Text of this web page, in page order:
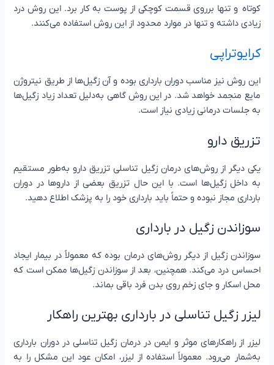
کوتاه و تنها برروی قسمت کوچکی از پوست به کار برد. این روش درد
زیادی داشته و تنها در موارد محدود از این روش استفاده می‌کنند.
کرایوتراپی
این روش نیز مناسب دوران بارداری بوده و آن زگیل‌ها از طریق نیتروژن
مایع منجمد خواهد شد. در این روش گاهی به‌دلیل تعداد زیاد زگیل‌ها
به جلسات درمانی زیادی نیاز است.
تزریق دارو
یکی دیگر از روش‌های درمان زگیل تناسلی تزریق دارو به‌طور مستقیم
به داخل زگیل‌ها است. با این حال تزریق بعضی از داروها در دوران
بارداری مجاز نبوده و حتماً باید بارداری خود را به پزشک اطلاع دهید.
سوزاندن زگیل در بارداری
سوزاندن زگیل از دیگر روش‌های درمان بوده که معمولاً در بیمار ایجاد
احساس درد می‌کند. همچنین، بعد از سوزاندن زگیل‌ها ممکن است که
محل اسکار و جای زخم روی بدن فرد باقی بماند.
لیزر زگیل تناسلی در بارداری بهترین راهکار
لیزر از راهکارهای موثر و ایمن در درمان زگیل تناسلی در دوران بارداری
به‌شمار می‌رود. معمولاً استفاده از لیزر، امکان عود این مشکل را به